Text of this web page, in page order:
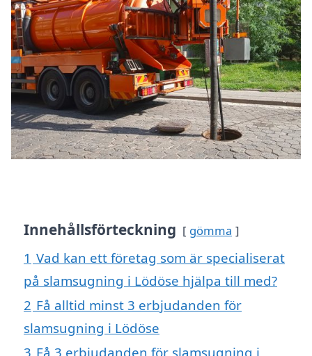
Innehållsförteckning gömma
1 Vad kan ett företag som är specialiserat
på slamsugning i Lödöse hjälpa till med?
2 Få alltid minst 3 erbjudanden för
slamsugning i Lödöse
3 Få 3 erbjudanden för slamsugning i